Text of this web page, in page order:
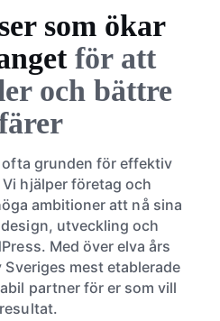
som ökar
för att
och bättre
grunden för effektiv
hjälper företag och
ambitioner att nå sina
utveckling och
Med över elva års
mest etablerade
partner för er som vill